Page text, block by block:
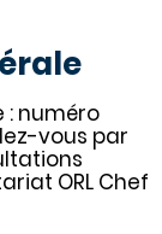
: numéro
vous par
ORL Chef